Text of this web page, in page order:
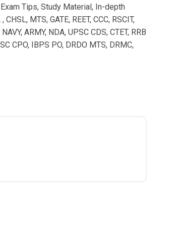
Tips, Study Material, In-depth
MTS, GATE, REET, CCC, RSCIT,
ARMY, NDA, UPSC CDS, CTET, RRB
CPO, IBPS PO, DRDO MTS, DRMC,